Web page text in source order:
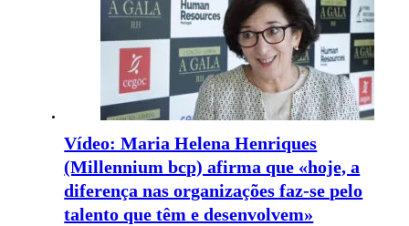
Vídeo: Maria Helena Henriques
(Millennium bcp) afirma que «hoje, a
diferença nas organizações faz-se pelo
talento que têm e desenvolvem»